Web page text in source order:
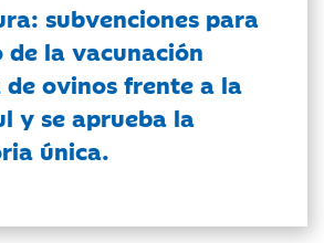
subvenciones para
de la vacunación
ovinos frente a la
y se aprueba la
única.